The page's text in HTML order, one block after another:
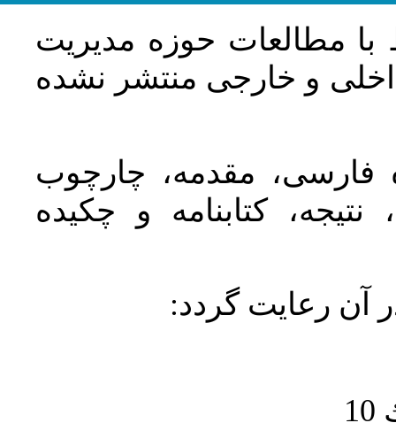
با مطالعات حوزه مديريت
و خارجی منتشر نشده
فارسی، مقدمه، چارچوب
کتابنامه و چکیده
آن رعايت گردد: